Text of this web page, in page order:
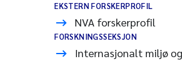
EKSTERN FORSKERPROFIL
NVA forskerprofil
FORSKNINGSSEKSJON
Internasjonalt miljø